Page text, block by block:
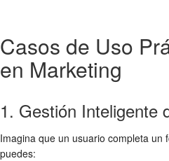
Casos de Uso
en Marketing
1. Gestión Inteligente
Imagina que un usuario completa un
puedes: